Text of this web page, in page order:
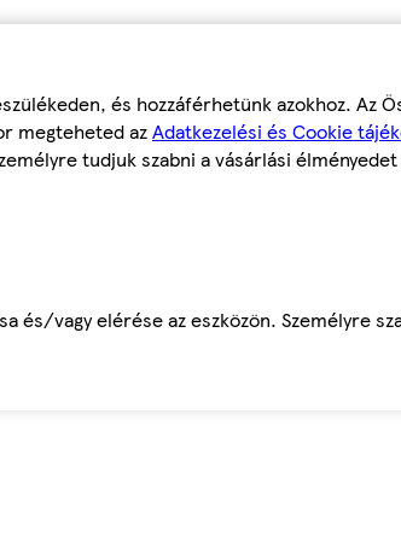
és hozzáférhetünk azokhoz. Az
megteheted azAdatkezelési és Cookie
tudjuk szabni a vásárlási élményedet
és/vagy elérése az eszközön. Személyre